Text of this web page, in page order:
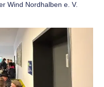
Wind Nordhalben e. V.